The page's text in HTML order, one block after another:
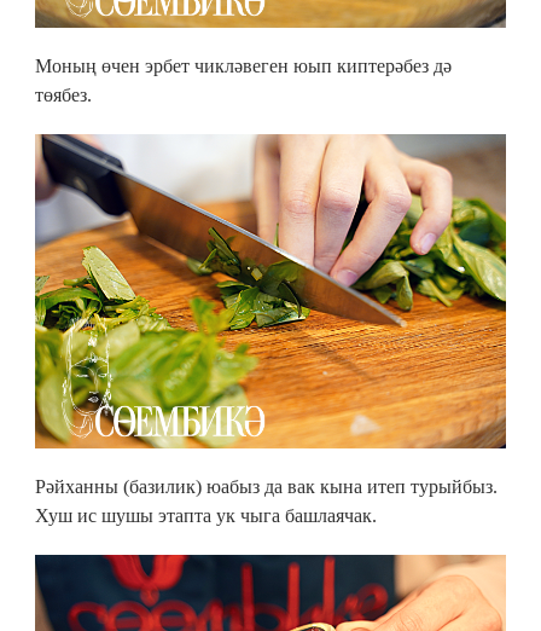
Моның өчен эрбет чикләвеген юып киптерәбез дә
төябез.
Рәйханны (базилик) юабыз да вак кына итеп турыйбыз.
Хуш ис шушы этапта ук чыга башлаячак.